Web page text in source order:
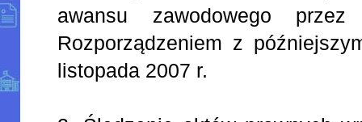
awansu zawodowego
Rozporządzeniem z
listopada 2007 r.